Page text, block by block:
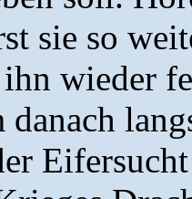
sie so
wieder
danach